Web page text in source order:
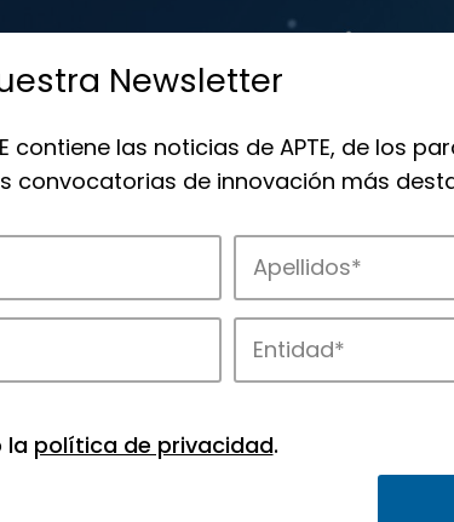
en los parques de
Newsletter
contiene las noticias de APTE, de los
convocatorias de innovación más
la política de privacidad.